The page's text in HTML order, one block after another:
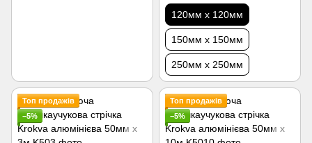
120мм х 120мм
150мм х 150мм
250мм х 250мм
Топ продажів
−5%
Топ продажів
−5%